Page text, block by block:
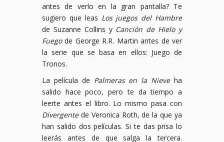
antes de verlo en la gran pantalla? Te
sugiero que leas Los juegos del Hambre
de Suzanne Collins y Canción de Hielo y
Fuegode George R.R. Martin antes de ver
la serie que se basa en ellos: Juego de
Tronos.
La película de Palmeras en la Nieveha
salido hace poco, pero te da tiempo a
leerte antes el libro. Lo mismo pasa con
Divergentede Veronica Roth, de la que ya
han salido dos películas. Si te das prisa lo
leerás antes de que salga la tercera.